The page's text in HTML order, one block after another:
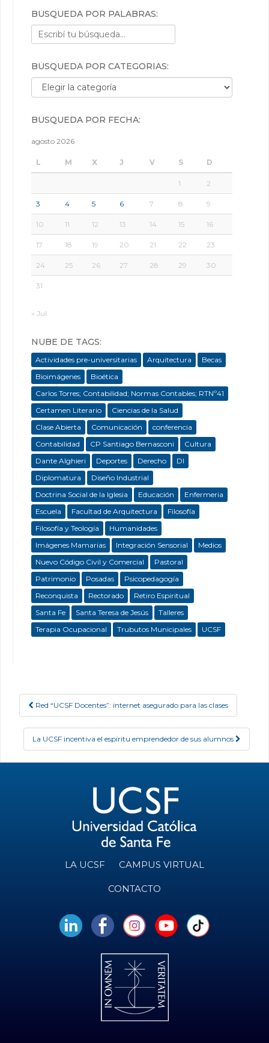
BÚSQUEDA POR PALABRAS:
BÚSQUEDA POR CATEGORÍAS:
Búsqueda por categorías:
BÚSQUEDA POR FECHA:
agosto 2026
L M X J V S D
1 2
3 4 5 6 7 8 9
10 11 12 13 14 15 16
17 18 19 20 21 22 23
24 25 26 27 28 29 30
31
« Jul
NUBE DE TAGS:
Actividades pre-universitarias Arquitectura
Becas
Bioimágenes
Bioética
Carlos Torres; Contabilidad; Normas Contables; RTNº41
Certamen Literario
Ciencias de la Salud
Clase Abierta
Comunicación
conferencia
Contabilidad
CP Santiago Bernasconi
Cultura
Dante Alghieri
Deportes Derecho
DI
Diplomatura
Diseño Industrial
Doctrina Social de la Iglesia
Educación
Enfermeria
Escuela
Facultad de Arquitectura
Filosofía
Filosofía y Teología
Humanidades
Imágenes Mamarias
Integración Sensorial
Medios
Nuevo Código Civil y Comercial
Pastoral
Patrimonio
Posadas
Psicopedagogía
Reconquista
Rectorado
Retiro Espiritual
Santa Fe
Santa Teresa de Jesús
Talleres
Terapia Ocupacional
Trubutos Municipales UCSF
Post navigation
Red “UCSF Docentes”: internet asegurado para las clases
La UCSF incentiva el espíritu emprendedor de sus alumnos
LA UCSF CAMPUS VIRTUAL
CONTACTO